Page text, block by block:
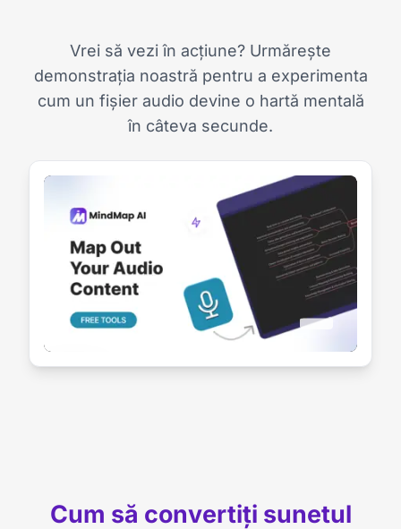
Vrei să vezi în acțiune? Urmărește
demonstrația noastră pentru a experimenta
cum un fișier audio devine o hartă mentală
în câteva secunde.
Cum să convertiți sunetul